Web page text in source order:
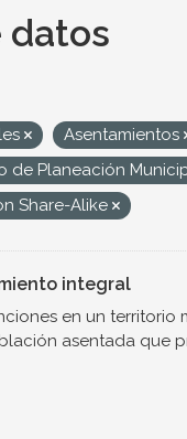
datos
Asentamientos
de Planeación
Share-Alike
integral
en un
asentada que